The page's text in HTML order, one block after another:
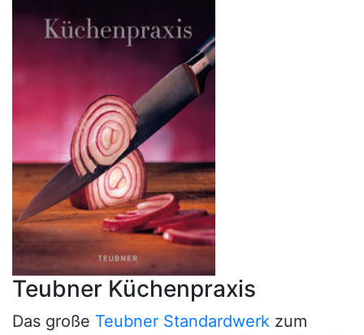
Teubner Küchenpraxis
Das große Teubner Standardwerk zum